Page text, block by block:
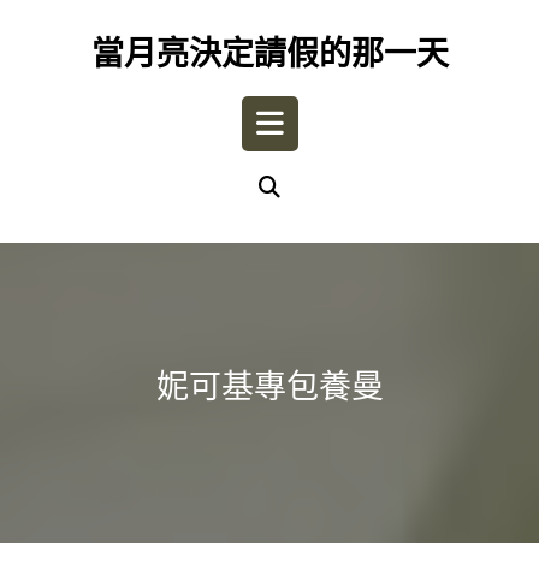
當月亮決定請假的那一天
Open
妮可基專包養曼